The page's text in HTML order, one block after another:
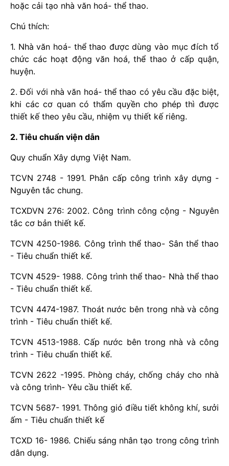
hoặc cải tạo nhà văn hoá- thể thao.
Chú thích:
1. Nhà văn hoá- thể thao được dùng vào mục đích tổ
chức các hoạt động văn hoá, thể thao ở cấp quận,
huyện.
2. Đối với nhà văn hoá- thể thao có yêu cầu đặc biệt,
khi các cơ quan có thẩm quyền cho phép thì được
thiết kế theo yêu cầu, nhiệm vụ thiết kế riêng.
2. Tiêu chuẩn viện dẫn
Quy chuẩn Xây dựng Việt Nam.
TCVN 2748 - 1991. Phân cấp công trình xây dựng -
Nguyên tắc chung.
TCXDVN 276: 2002. Công trình công cộng - Nguyên
tắc cơ bản thiết kế.
TCVN 4250-1986. Công trình thể thao- Sân thể thao
- Tiêu chuẩn thiết kế.
TCVN 4529- 1988. Công trình thể thao- Nhà thể thao
- Tiêu chuẩn thiết kế.
TCVN 4474-1987. Thoát nước bên trong nhà và công
trình - Tiêu chuẩn thiết kế.
TCVN 4513-1988. Cấp nước bên trong nhà và công
trình - Tiêu chuẩn thiết kế.
TCVN 2622 -1995. Phòng cháy, chống cháy cho nhà
và công trình- Yêu cầu thiết kế.
TCVN 5687- 1991. Thông gió điều tiết không khí, sưởi
ấm - Tiêu chuẩn thiết kế
TCXD 16- 1986. Chiếu sáng nhân tạo trong công trình
dân dụng.